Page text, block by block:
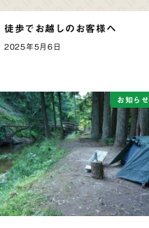
徒歩でお越しのお客様へ
2025年5月6日
お知らせ